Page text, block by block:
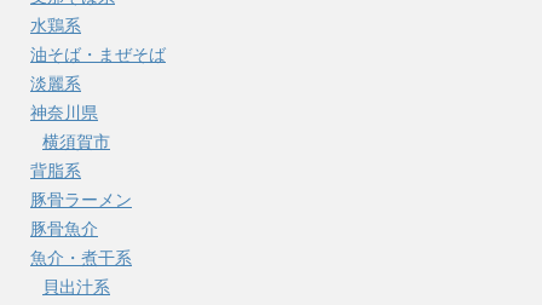
水鶏系
油そば・まぜそば
淡麗系
神奈川県
横須賀市
背脂系
豚骨ラーメン
豚骨魚介
魚介・煮干系
貝出汁系